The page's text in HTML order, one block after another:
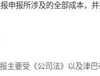
申报所涉及的全部成本，
要受《公司法》以及津巴